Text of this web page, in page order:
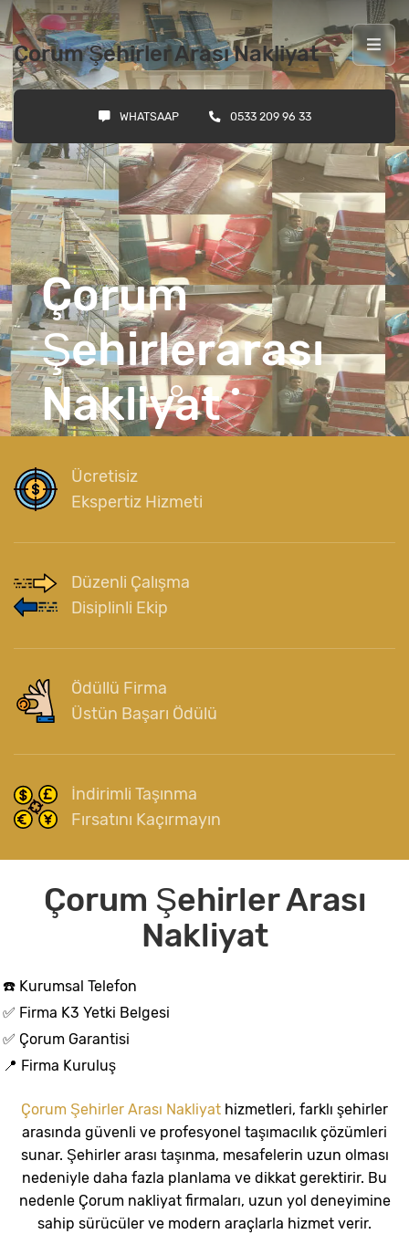
Çorum Şehirler Arası Nakliyat
WHATSAAP 0533 209 96 33
Çorum
Şehirlerarası
Nakliyat
Hassas Taşır
Ücretisiz
Ekspertiz Hizmeti
Düzenli Çalışma
Disiplinli Ekip
Ödüllü Firma
Üstün Başarı Ödülü
İndirimli Taşınma
Fırsatını Kaçırmayın
Çorum Şehirler Arası
Nakliyat
☎️ Kurumsal Telefon
✅ Firma K3 Yetki Belgesi
✅ Çorum Garantisi
📍 Firma Kuruluş
Çorum Şehirler Arası Nakliyat hizmetleri, farklı şehirler
arasında güvenli ve profesyonel taşımacılık çözümleri
sunar. Şehirler arası taşınma, mesafelerin uzun olması
nedeniyle daha fazla planlama ve dikkat gerektirir. Bu
nedenle Çorum nakliyat firmaları, uzun yol deneyimine
sahip sürücüler ve modern araçlarla hizmet verir.